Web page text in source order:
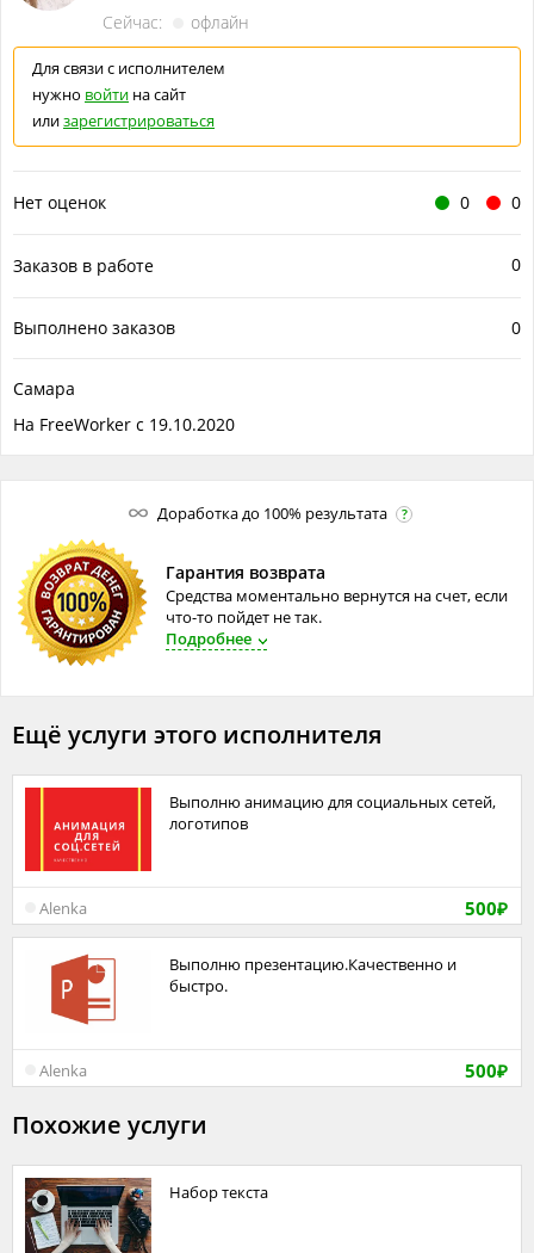
Доработка до 100% результата ?
Гарантия возврата
Средства моментально вернутся на счет, если
что-то пойдет не так.
Подробнее
Сейчас:
офлайн
Для связи с исполнителем
нужно войти на сайт
илизарегистрироваться
0 0
Нет оценок
0
Заказов в работе
0
Выполнено заказов
Самара
На FreeWorker с 19.10.2020
Ещё услуги этого исполнителя
Выполню анимацию для социальных сетей,
логотипов
500₽
Alenka
Выполню презентацию.Качественно и
быстро.
500₽
Alenka
Похожие услуги
Набор текста